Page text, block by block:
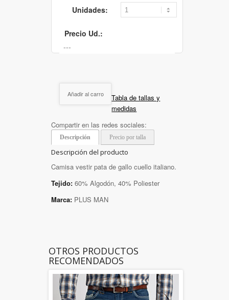
Unidades:
Precio Ud.:
Añadir al carro
Tabla de tallas y
medidas
Compartir en las redes sociales:
Descripción Precio por talla
Descripción del producto
Camisa vestir pata de gallo cuello italiano.
Tejido: 60% Algodón, 40% Poliester
Marca: PLUS MAN
OTROS PRODUCTOS
RECOMENDADOS